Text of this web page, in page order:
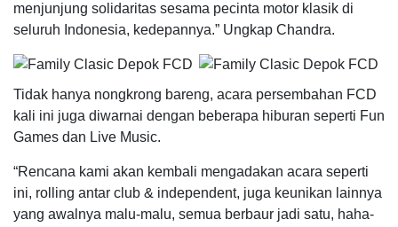
menjunjung solidaritas sesama pecinta motor klasik di
seluruh Indonesia, kedepannya.” Ungkap Chandra.
Tidak hanya nongkrong bareng, acara persembahan FCD
kali ini juga diwarnai dengan beberapa hiburan seperti Fun
Games dan Live Music.
“Rencana kami akan kembali mengadakan acara seperti
ini, rolling antar club & independent, juga keunikan lainnya
yang awalnya malu-malu, semua berbaur jadi satu, haha-